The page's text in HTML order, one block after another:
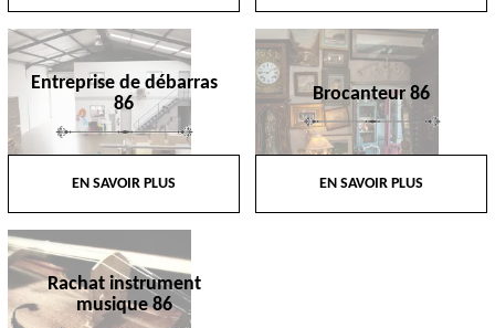
Entreprise de débarras
86
EN SAVOIR PLUS
Brocanteur 86
EN SAVOIR PLUS
Rachat instrument
musique 86